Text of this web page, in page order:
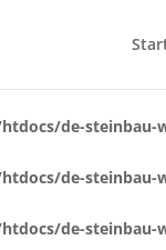
de-
de-
de-